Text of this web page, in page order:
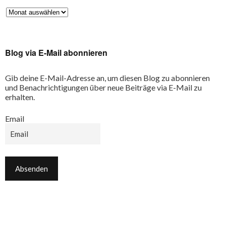
Blog via E-Mail abonnieren
Gib deine E-Mail-Adresse an, um diesen Blog zu abonnieren
und Benachrichtigungen über neue Beiträge via E-Mail zu
erhalten.
Email